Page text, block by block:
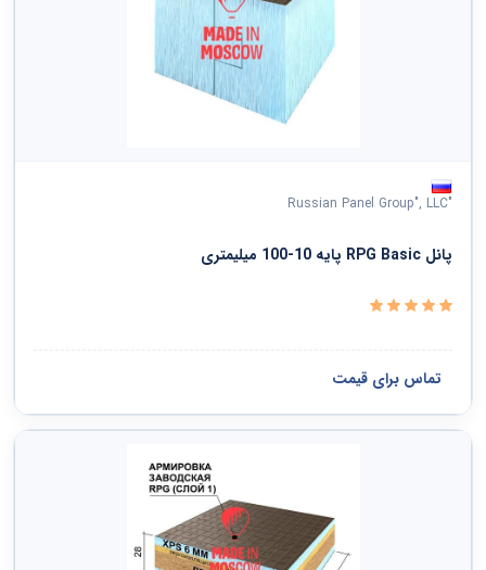
"Russian Panel Group", LLC
پانل RPG Basic پایه 10-100 میلیمتری
تماس برای قیمت